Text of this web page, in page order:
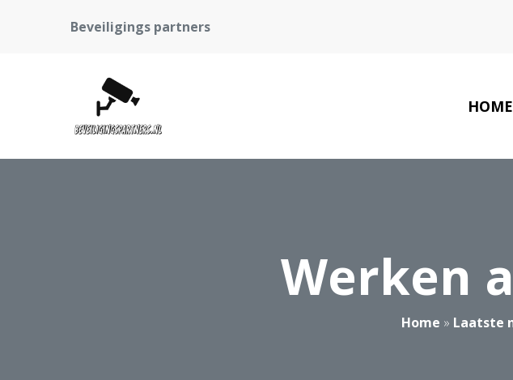
Beveiligings partners
HOME
Werken
Home » Laatste